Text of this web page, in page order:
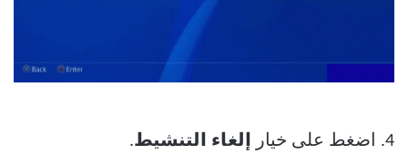
4. اضغط على خيار إلغاء التنشيط.